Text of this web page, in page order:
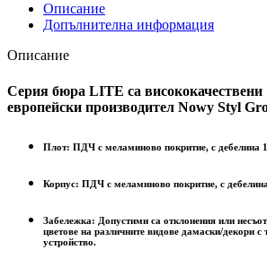
Описание
Допълнителна информация
Описание
Серия бюра LITE са
европейски производител Nowy Styl
Плот: ПДЧ с меламиново покритие, с
Корпус: ПДЧ с меламиново покритие, с
Забележка: Допустими са отклонения или
цветове на различните видове дамаски/декори с
устройство.